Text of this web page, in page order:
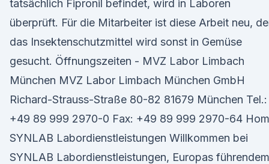
tatsächlich Fipronil befindet, wird in Laboren
überprüft. Für die Mitarbeiter ist diese Arbeit neu,
das Insektenschutzmittel wird sonst in Gemüse
gesucht. Öffnungszeiten - MVZ Labor Limbach
München MVZ Labor Limbach München GmbH
Richard-Strauss-Straße 80-82 81679 München Tel.:
+49 89 999 2970-0 Fax: +49 89 999 2970-64
SYNLAB Labordienstleistungen Willkommen bei
SYNLAB Labordienstleistungen, Europas führendem